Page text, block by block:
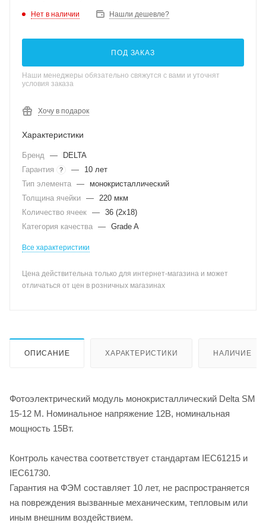
Нет в наличии Нашли дешевле?
ПОД ЗАКАЗ
Наши менеджеры обязательно свяжутся с вами и уточнят
условия заказа
Хочу в подарок
Характеристики
Бренд —
DELTA
Гарантия
? —
10 лет
Тип элемента —
монокристаллический
Толщина ячейки — 220 мкм
Количество ячеек — 36 (2х18)
Категория качества — Grade A
Все характеристики
Цена действительна только для интернет-магазина и может
отличаться от цен в розничных магазинах
ОПИСАНИЕ ХАРАКТЕРИСТИКИ НАЛИЧИЕ
Фотоэлектрический модуль монокристаллический Delta SM
15-12 M. Номинальное напряжение 12В, номинальная
мощность 15Вт.
Контроль качества соответствует стандартам IEC61215 и
IEC61730.
Гарантия на ФЭМ составляет 10 лет, не распространяется
на повреждения вызванные механическим, тепловым или
иным внешним воздействием.